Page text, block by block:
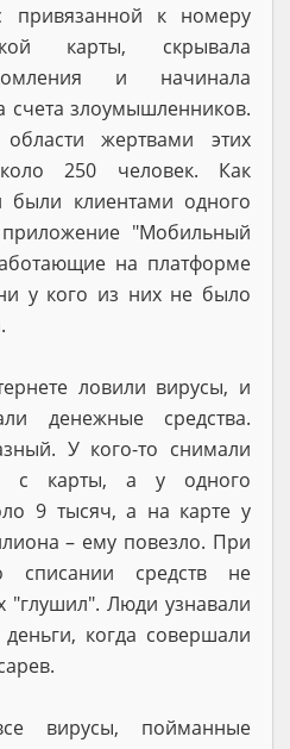
привязанной к номеру
карты, скрывала
и начинала
счета злоумышленников.
жертвами этих
250 человек. Как
были клиентами одного
"Мобильный
на платформе
у кого из них не было
ловили вирусы, и
денежные средства.
У кого-то снимали
с карты, а у одного
9 тысяч, а на карте у
– ему повезло. При
средств не
"глушил". Люди узнавали
когда совершали
вирусы, пойманные